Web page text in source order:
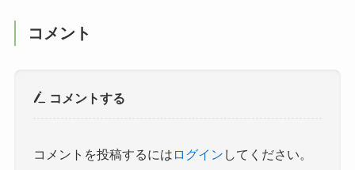
コメント
コメントする
コメントを投稿するには ログイン してください。